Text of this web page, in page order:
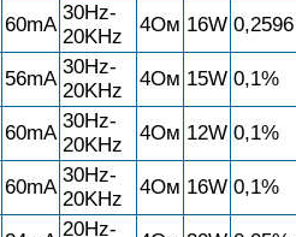
60mА
30Hz-
20KHz
4Ом 16W 0,2596
56mА
30Hz-
20KHz
4Ом 15W 0,1%
60mА
30Hz-
20KHz
4Ом 12W 0,1%
60mА
30Hz-
20KHz
4Ом 16W 0,1%
20Hz-